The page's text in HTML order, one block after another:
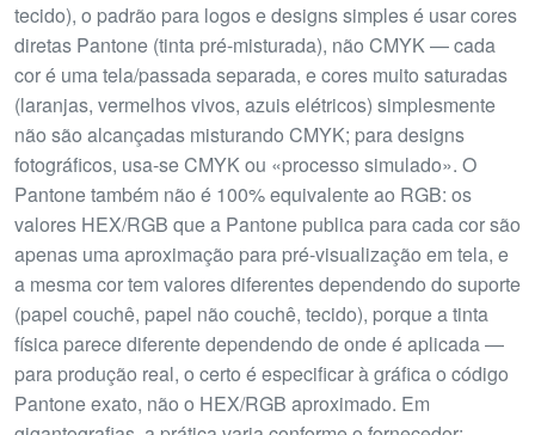
tecido), o padrão para logos e designs simples é usar cores
diretas Pantone (tinta pré-misturada), não CMYK — cada
cor é uma tela/passada separada, e cores muito saturadas
(laranjas, vermelhos vivos, azuis elétricos) simplesmente
não são alcançadas misturando CMYK; para designs
fotográficos, usa-se CMYK ou «processo simulado». O
Pantone também não é 100% equivalente ao RGB: os
valores HEX/RGB que a Pantone publica para cada cor são
apenas uma aproximação para pré-visualização em tela, e
a mesma cor tem valores diferentes dependendo do suporte
(papel couchê, papel não couchê, tecido), porque a tinta
física parece diferente dependendo de onde é aplicada —
para produção real, o certo é especificar à gráfica o código
Pantone exato, não o HEX/RGB aproximado. Em